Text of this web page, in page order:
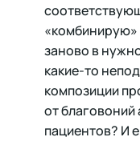
«комбинирую»
заново в
какие-то
композиции
от благовоний
пациентов? И